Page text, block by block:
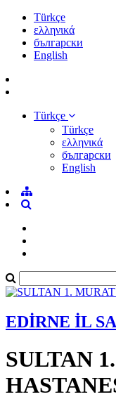
Türkçe
ελληνικά
български
English
Türkçe
Türkçe
ελληνικά
български
English
EDİRNE İL
SULTAN